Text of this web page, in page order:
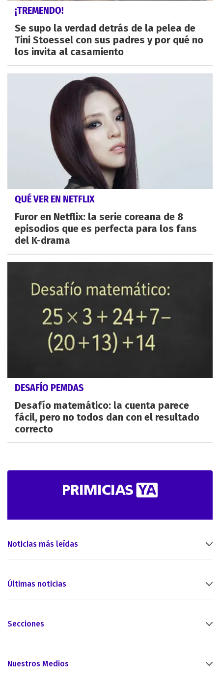
¡TREMENDO!
Se supo la verdad detrás de la pelea de
Tini Stoessel con sus padres y por qué no
los invita al casamiento
QUÉ VER EN NETFLIX
Furor en Netflix: la serie coreana de 8
episodios que es perfecta para los fans
del K-drama
DESAFÍO PEMDAS
Desafío matemático: la cuenta parece
fácil, pero no todos dan con el resultado
correcto
Noticias más leídas
Últimas noticias
Secciones
Nuestros Medios